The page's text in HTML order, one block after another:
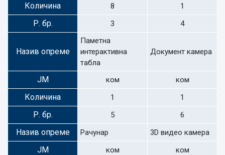
Количина 8 1
Р. бр. 3 4
Назив опреме
Паметна
интерактивна
табла
Документ камера
ЈМ ком ком
Количина 1 1
Р. бр. 5 6
Назив опреме Рачунар 3D видео камера
ЈМ ком ком